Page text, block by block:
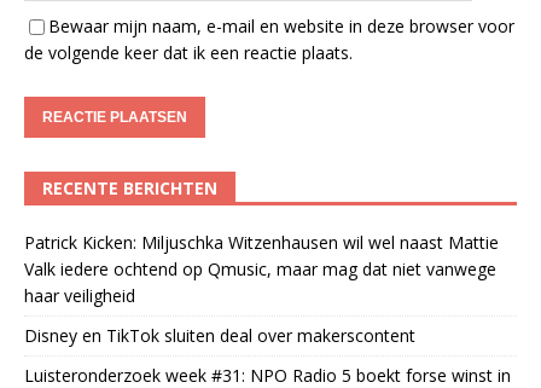
Bewaar mijn naam, e-mail en website in deze browser voor
de volgende keer dat ik een reactie plaats.
RECENTE BERICHTEN
Patrick Kicken: Miljuschka Witzenhausen wil wel naast Mattie
Valk iedere ochtend op Qmusic, maar mag dat niet vanwege
haar veiligheid
Disney en TikTok sluiten deal over makerscontent
Luisteronderzoek week #31: NPO Radio 5 boekt forse winst in